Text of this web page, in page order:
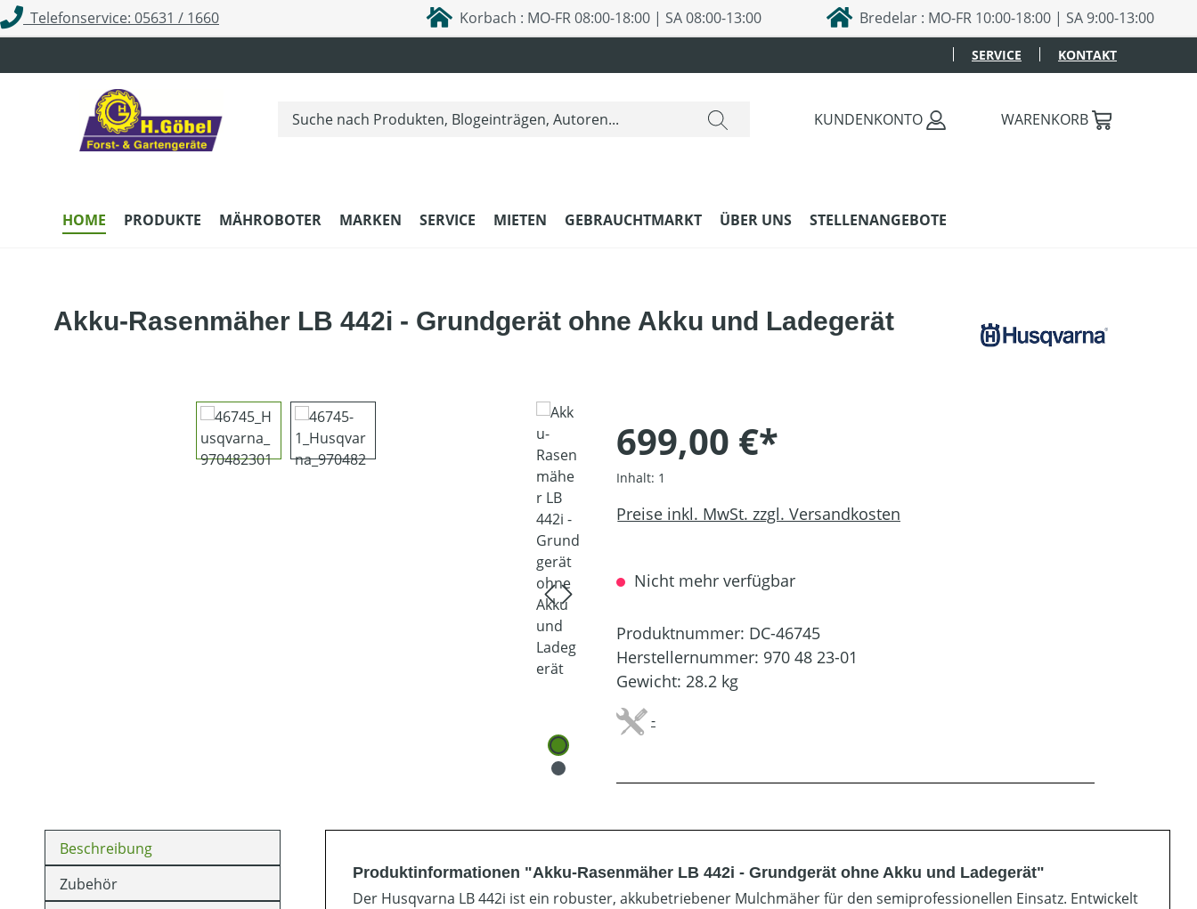
Hauptinhalt springen
Zur Suche springen
Zur Hauptnavigation springen
Telefonservice: 05631 / 1660 Korbach : MO-FR 08:00-18:00 | SA 08:00-13:00 Bredelar : MO-FR 10:00-18:00 | SA 9:00-13:00
SERVICE KONTAKT
KUNDENKONTO WARENKORB
HOME PRODUKTE MÄHROBOTER MARKEN SERVICE MIETEN GEBRAUCHTMARKT ÜBER UNS STELLENANGEBOTE
Akku-Rasenmäher LB 442i - Grundgerät ohne Akku und Ladegerät
Bildergalerie überspringen
699,00 €*
Inhalt: 1
Preise inkl. MwSt. zzgl. Versandkosten
Nicht mehr verfügbar
Produktnummer: DC-46745
Herstellernummer: 970 48 23-01
Gewicht: 28.2 kg
-
Beschreibung
Zubehör
Produktinformationen "Akku-Rasenmäher LB 442i - Grundgerät ohne Akku und Ladegerät"
Der Husqvarna LB 442i ist ein robuster, akkubetriebener Mulchmäher für den semiprofessionellen Einsatz. Entwickelt